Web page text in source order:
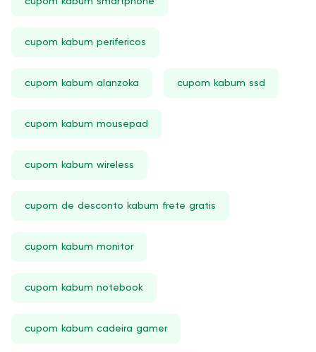
cupom kabum perifericos
cupom kabum alanzoka cupom kabum ssd
cupom kabum mousepad
cupom kabum wireless
cupom de desconto kabum frete gratis
cupom kabum monitor
cupom kabum notebook
cupom kabum cadeira gamer